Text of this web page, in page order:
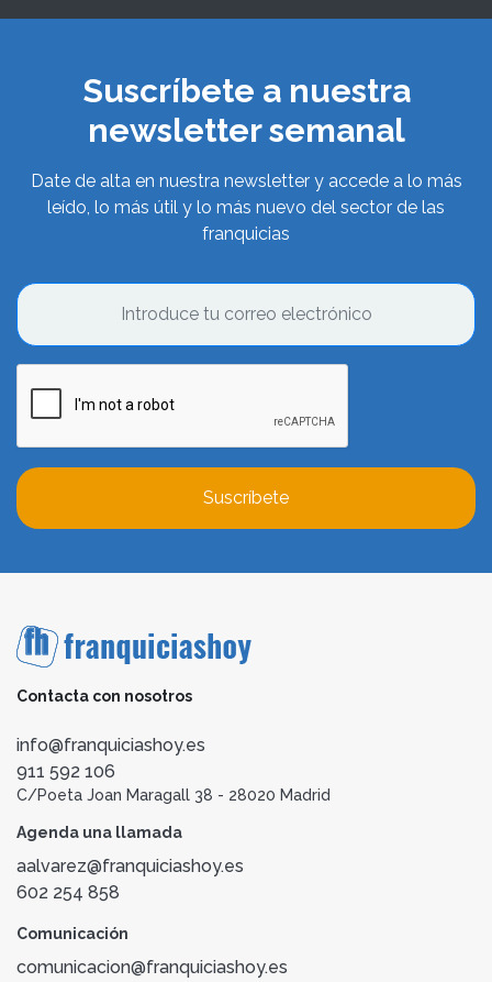
Suscríbete a nuestra
newsletter semanal
Date de alta en nuestra newsletter y accede a lo más
leído, lo más útil y lo más nuevo del sector de las
franquicias
Suscríbete
Contacta con nosotros
info@franquiciashoy.es
911 592 106
C/Poeta Joan Maragall 38 - 28020 Madrid
Agenda una llamada
aalvarez@franquiciashoy.es
602 254 858
Comunicación
comunicacion@franquiciashoy.es